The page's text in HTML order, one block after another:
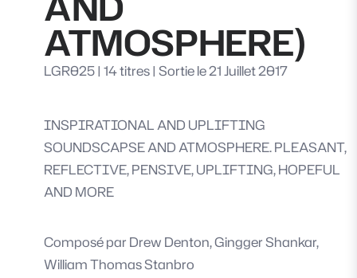
ATMOSPHERE)
LGR025| 14 titres| Sortie le 21 Juillet 2017
INSPIRATIONAL AND UPLIFTING
SOUNDSCAPSE AND ATMOSPHERE. PLEASANT,
REFLECTIVE, PENSIVE, UPLIFTING, HOPEFUL
AND MORE
Composé par Drew Denton, Gingger Shankar,
William Thomas Stanbro